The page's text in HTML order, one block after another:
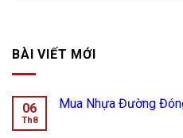
BÀI VIẾT MỚI
06
Th8
Mua Nhựa Đường